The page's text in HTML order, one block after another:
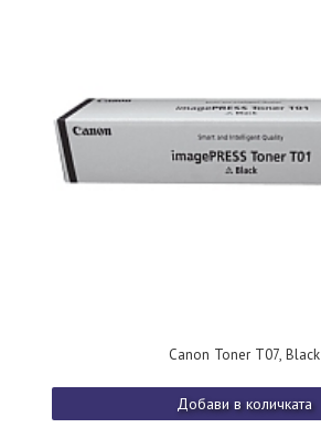
Canon Toner T07, Black
Добави в количката